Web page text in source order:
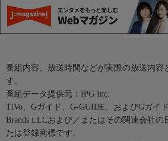
番組内容、放送時間などが実際の放送内容
す。
番組データ提供元：IPG Inc.
TiVo、Gガイド、G-GUIDE、およびGガイ
Brands LLCおよび／またはその関連会社の
たは登録商標です。